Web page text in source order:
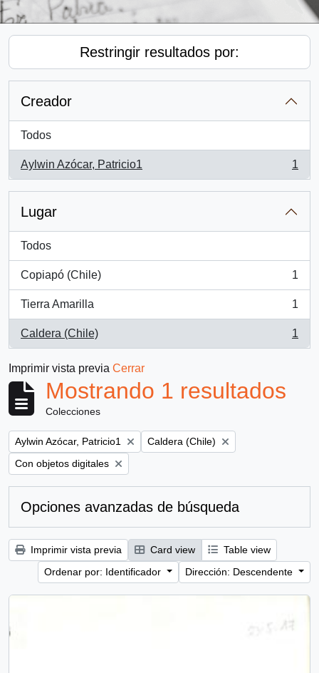
Restringir resultados por:
Creador
Todos
Aylwin Azócar, Patricio1
, 1 resultados
1
Lugar
Todos
Copiapó (Chile)
, 1 resultados
1
Tierra Amarilla
, 1 resultados
1
Caldera (Chile)
, 1 resultados
1
Imprimir vista previa Cerrar
Mostrando 1 resultados
Colecciones
Remove filter:
Aylwin Azócar, Patricio1 Remove filter:
Caldera (Chile)
Remove filter:
Con objetos digitales
Opciones avanzadas de búsqueda
Imprimir vista previa Card view
Table view
Ordenar por: Identificador
Dirección: Descendente